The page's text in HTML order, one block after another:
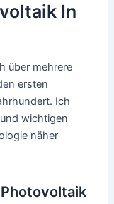
In
über mehrere
ersten
Ich
wichtigen
näher